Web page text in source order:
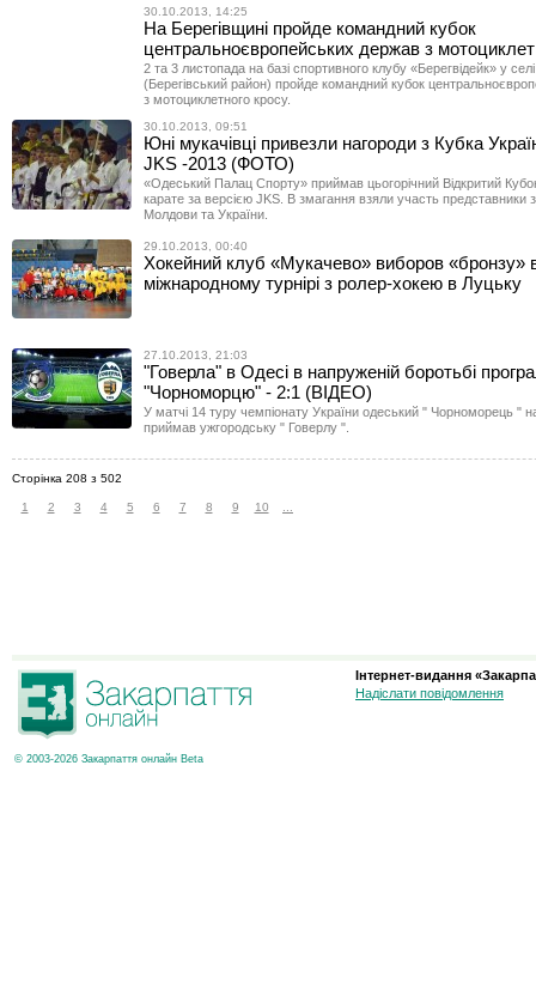
30.10.2013, 14:25
На Берегівщині пройде командний кубок
центральноєвропейських держав з
2 та 3 листопада на базі спортивного клубу «Берегвідейк» у
(Берегівський район) пройде командний кубок
з мотоциклетного кросу.
30.10.2013, 09:51
Юні мукачівці привезли нагороди з Кубка
JKS -2013 (ФОТО)
«Одеський Палац Спорту» приймав цьогорічний Відкритий
карате за версією JKS. В змагання взяли участь представники з
Молдови та України.
29.10.2013, 00:40
Хокейний клуб «Мукачево» виборов «бронзу»
міжнародному турнірі з ролер-хокею в Луцьку
27.10.2013, 21:03
"Говерла" в Одесі в напруженій боротьбі
"Чорноморцю" - 2:1 (ВІДЕО)
У матчі 14 туру чемпіонату України одеський " Чорноморець "
приймав ужгородську " Говерлу ".
Сторінка 208 з 502
1 2 3 4 5 6 7 8 9 10
© 2003-2026 Закарпаття онлайн Beta
Інтернет-видання
Надіслати повідомлення